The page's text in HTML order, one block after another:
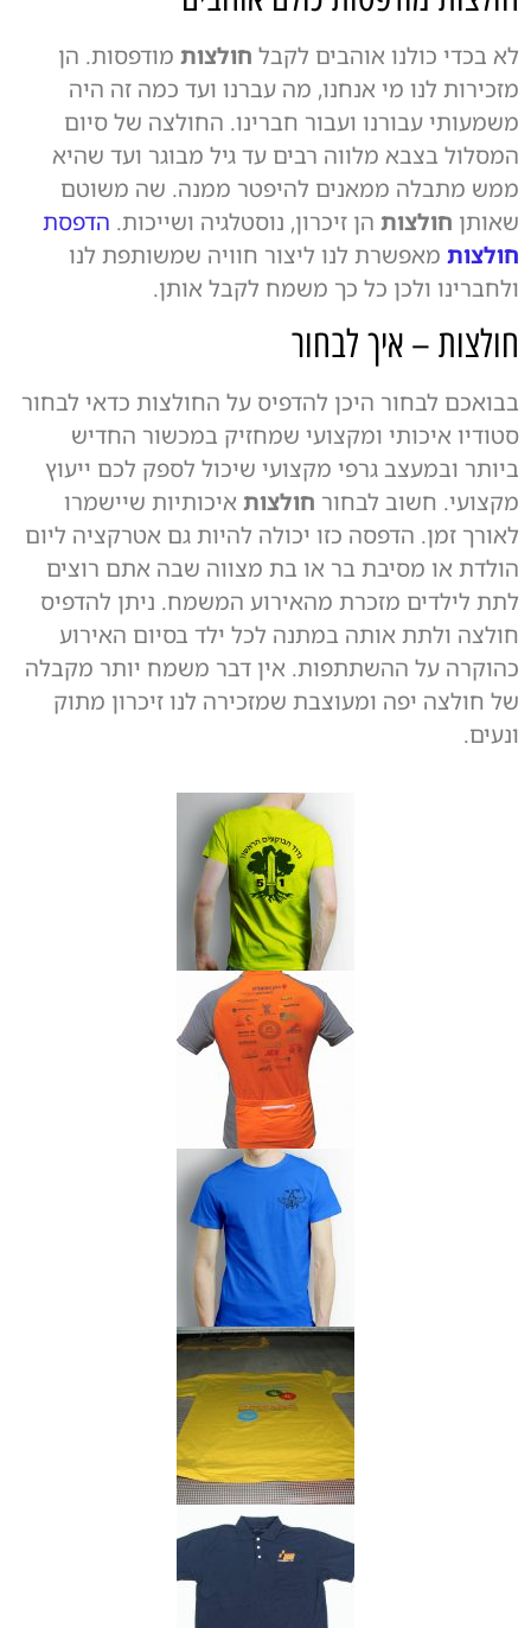
לא בכדי כולנו אוהבים לקבל חולצות מודפסות. הן
מזכירות לנו מי אנחנו, מה עברנו ועד כמה זה היה
משמעותי עבורנו ועבור חברינו. החולצה של סיום
המסלול בצבא מלווה רבים עד גיל מבוגר ועד שהיא
ממש מתבלה ממאנים להיפטר ממנה. שה משוטם
שאותן חולצות הן זיכרון, נוסטלגיה ושייכות. הדפסת
חולצות מאפשרת לנו ליצור חוויה שמשותפת לנו
ולחברינו ולכן כל כך משמח לקבל אותן.
חולצות – איך לבחור
בבואכם לבחור היכן להדפיס על החולצות כדאי לבחור
סטודיו איכותי ומקצועי שמחזיק במכשור החדיש
ביותר ובמעצב גרפי מקצועי שיכול לספק לכם ייעוץ
מקצועי. חשוב לבחור חולצות איכותיות שיישמרו
לאורך זמן. הדפסה כזו יכולה להיות גם אטרקציה ליום
הולדת או מסיבת בר או בת מצווה שבה אתם רוצים
לתת לילדים מזכרת מהאירוע המשמח. ניתן להדפיס
חולצה ולתת אותה במתנה לכל ילד בסיום האירוע
כהוקרה על ההשתתפות. אין דבר משמח יותר מקבלה
של חולצה יפה ומעוצבת שמזכירה לנו זיכרון מתוק
ונעים.